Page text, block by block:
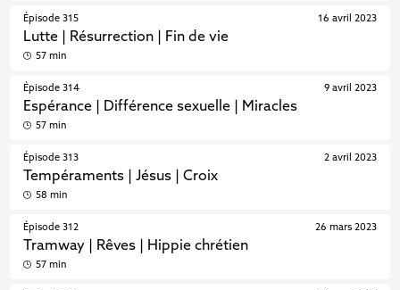
Épisode 315
Lutte | Résurrection | Fin de vie
16 avril 2023
57 min
Épisode 314
Espérance | Différence sexuelle | Miracles
9 avril 2023
57 min
Épisode 313
Tempéraments | Jésus | Croix
2 avril 2023
58 min
Épisode 312
Tramway | Rêves | Hippie chrétien
26 mars 2023
57 min